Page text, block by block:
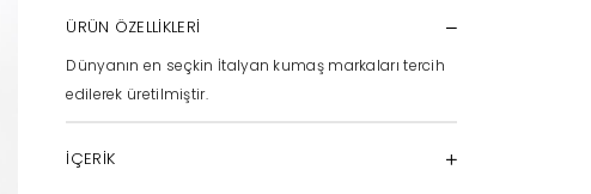
ÜRÜN ÖZELLIKLERI
Dünyanın en seçkin İtalyan kumaş markaları tercih
edilerek üretilmiştir.
İÇERİK